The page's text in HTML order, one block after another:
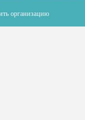
организацию